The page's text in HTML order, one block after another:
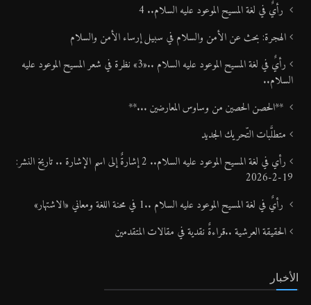
رأيٌ في لغة المسيح الموعود عليه السلام.. 4
الهجرة: بحث عن الأمن والسلام في سبيل إرساء الأمن والسلام
رأيٌ في لغة المسيح الموعود عليه السلام ..«3» نظرة في شعر المسيح الموعود عليه
السلام..
**الحصن الحصين من وساوس المعارضين ...**
متطلَّبات التّحريك الجديد
رأي في لغة المسيح الموعود عليه السلام.. 2 إشارةٌ إلى اسم الإشارة .. تاريخ النشر:
19-2-2026
رأيٌ في لغة المسيح الموعود عليه السلام ..1 في محنة اللغة ومعاني «الاشتهار»
الحقيقة العرشية ..قراءةٌ نقدية في مقالات المتقدمين
الأخبار